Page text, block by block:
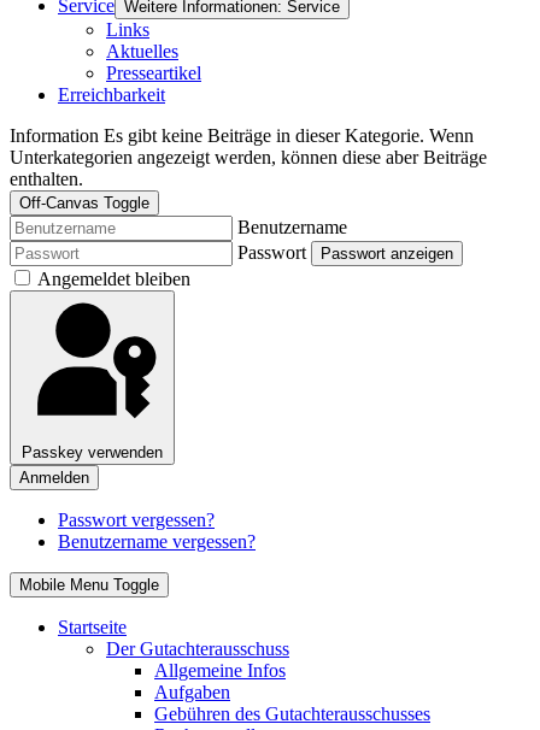
Service Weitere Informationen: Service
Links
Aktuelles
Presseartikel
Erreichbarkeit
Information Es gibt keine Beiträge in dieser Kategorie. Wenn
Unterkategorien angezeigt werden, können diese aber Beiträge
enthalten.
Off-Canvas Toggle
Benutzername
Passwort
Passwort anzeigen
Angemeldet bleiben
Passkey verwenden
Anmelden
Passwort vergessen?
Benutzername vergessen?
Mobile Menu Toggle
Startseite
Der Gutachterausschuss
Allgemeine Infos
Aufgaben
Gebühren des Gutachterausschusses